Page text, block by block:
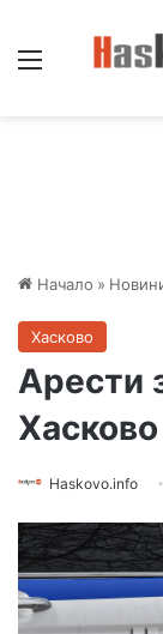
Начало »
Хасково
Арести
Haskovo.info